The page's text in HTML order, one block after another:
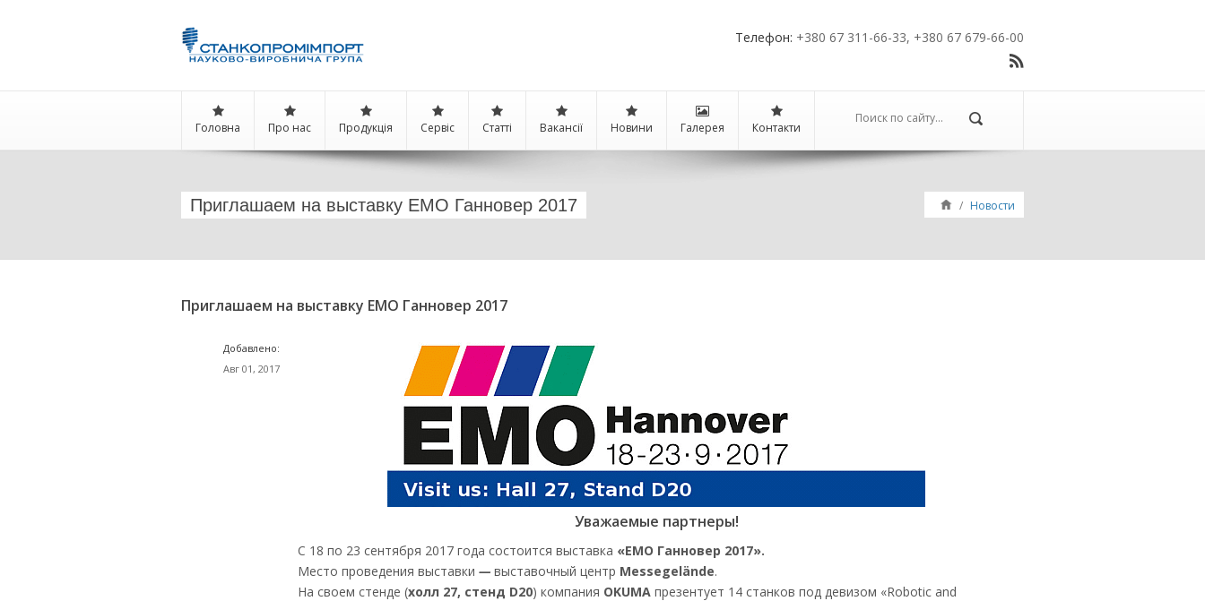
Телефон: +380 67 311-66-33, +380 67 679-66-00
Головна Про нас Продукція Сервіс Статті Вакансії Новини Галерея Контакти
Приглашаем на выставку EMO Ганновер 2017 / Новости
Приглашаем на выставку EMO Ганновер 2017
Добавлено:
Авг 01, 2017
Уважаемые партнеры!
С 18 по 23 сентября 2017 года состоится выставка «EMO Ганновер 2017».
Место проведения выставки — выставочный центр Messegelände.
На своем стенде (холл 27, стенд D20) компания OKUMA презентует 14 станков под девизом «Robotic and